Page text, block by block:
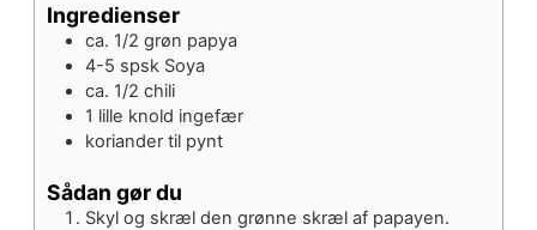
Ingredienser
ca. 1/2 grøn papya
4-5 spsk Soya
ca. 1/2 chili
1 lille knold ingefær
koriander til pynt
Sådan gør du
Skyl og skræl den grønne skræl af papayen.